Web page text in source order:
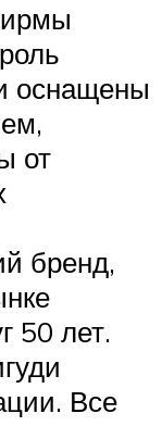
оснащены
от
бренд,
50 лет.
Все